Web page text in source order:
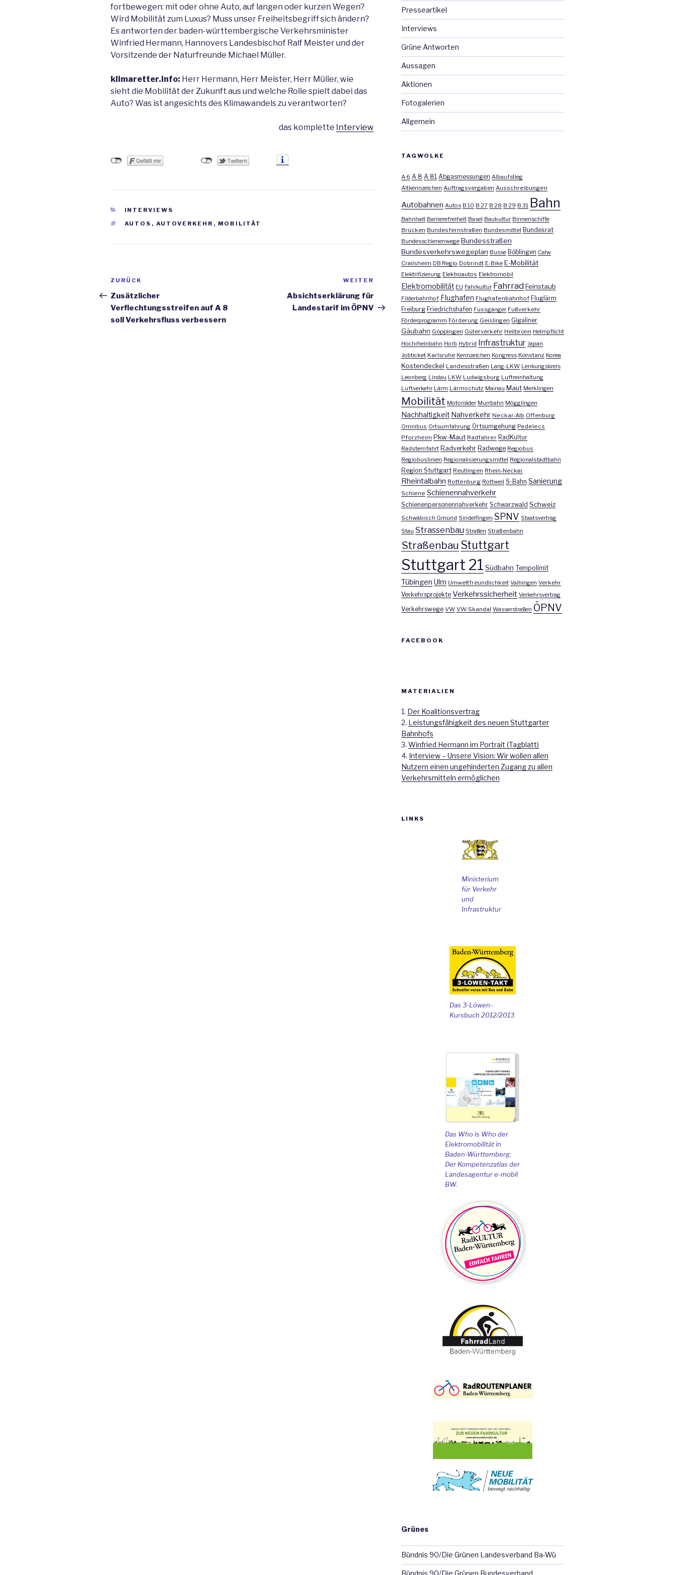
fortbewegen: mit oder ohne Auto, auf langen oder kurzen Wegen?
Wird Mobilität zum Luxus? Muss unser Freiheitsbegriff sich ändern?
Es antworten der baden-württembergische Verkehrsminister
Winfried Hermann, Hannovers Landesbischof Ralf Meister und der
Vorsitzende der Naturfreunde Michael Müller.
klimaretter.info: Herr Hermann, Herr Meister, Herr Müller, wie
sieht die Mobilität der Zukunft aus und welche Rolle spielt dabei das
Auto? Was ist angesichts des Klimawandels zu verantworten?
das komplette Interview
KATEGORIEN
INTERVIEWS
SCHLAGWÖRTER
AUTOS , AUTOVERKEHR , MOBILITÄT
Beitrags-
Navigation
Vorheriger
Beitrag
ZURÜCK
Zusätzlicher
Verflechtungsstreifen auf A 8
soll Verkehrsfluss verbessern
Nächster
Beitrag
WEITER
Absichtserklärung für
Landestarif im ÖPNV
Presseartikel
Interviews
Grüne Antworten
Aussagen
Aktionen
Fotogalerien
Allgemein
TAGWOLKE
A 6 A 8 A 81 Abgasmessungen Albaufstieg
Altkennzeichen Auftragsvergaben Ausschreibungen
Autobahnen Autos B 10 B 27 B 28 B 29 B 31 Bahn
Bahnhalt Barrierefreiheit Basel Baukultur Binnenschiffe
Brücken Bundesfernstraßen Bundesmittel Bundesrat
Bundesschienenwege Bundesstraßen
Bundesverkehrswegeplan Busse Böblingen Calw
Crailsheim DB Regio Dobrindt E-Bike E-Mobilität
Elektrifizierung Elektroautos Elektromobil
Elektromobilität EU Fahrkultur Fahrrad Feinstaub
Filderbahnhof Flughafen Flughafenbahnhof Fluglärm
Freiburg Friedrichshafen Fussgänger Fußverkehr
Förderprogramm Förderung Geislingen Gigaliner
Gäubahn Göppingen Güterverkehr Heilbronn Helmpflicht
Hochrheinbahn Horb Hybrid Infrastruktur Japan
Jobticket Karlsruhe Kennzeichen Kongress Konstanz Korea
Kostendeckel Landesstraßen Lang-LKW Lenkungskreis
Leonberg Lindau LKW Ludwigsburg Luftreinhaltung
Luftverkehr Lärm Lärmschutz Mainau Maut Merklingen
Mobilität Motorräder Murrbahn Mögglingen
Nachhaltigkeit Nahverkehr Neckar-Alb Offenburg
Omnibus Ortsumfahrung Ortsumgehung Pedelecs
Pforzheim Pkw-Maut Radfahrer RadKultur
Radsternfahrt Radverkehr Radwege Regiobus
Regiobuslinien Regionalisierungsmittel Regionalstadtbahn
Region Stuttgart Reutlingen Rhein-Neckar
Rheintalbahn Rottenburg Rottweil S-Bahn Sanierung
Schiene Schienennahverkehr
Schienenpersonennahverkehr Schwarzwald Schweiz
Schwäbisch Gmünd Sindelfingen SPNV Staatsvertrag
Stau Strassenbau Straßen Straßenbahn
Straßenbau Stuttgart
Stuttgart 21 Südbahn Tempolimit
Tübingen Ulm Umweltfreundlichkeit Vaihingen Verkehr
Verkehrsprojekte Verkehrssicherheit Verkehrsvertrag
Verkehrswege VW VW-Skandal Wasserstraßen ÖPNV
FACEBOOK
MATERIALIEN
1. Der Koalitionsvertrag
2. Leistungsfähigkeit des neuen Stuttgarter
Bahnhofs
3. Winfried Hermann im Portrait (Tagblatt)
4. Interview – Unsere Vision: Wir wollen allen
Nutzern einen ungehinderten Zugang zu allen
Verkehrsmitteln ermöglichen
LINKS
Ministerium
für Verkehr
und
Infrastruktur
Das 3-Löwen-
Kursbuch 2012/2013
Das Who is Who der
Elektromobilität in
Baden-Württemberg:
Der Kompetenzatlas der
Landesagentur e-mobil
BW.
Grünes
Bündnis 90/Die Grünen Landesverband Ba-Wü